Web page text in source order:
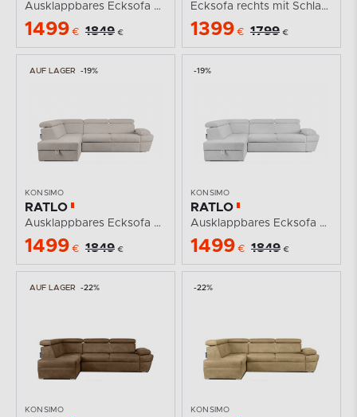
Ausklappbares Ecksofa mit Bettzeugcontainer braun...
1499 € 1849 €
Ecksofa rechts mit Schlaffunktion in Leder-Optik...
1399 € 1799 €
AUF LAGER -19%
KONSIMO
RATLO
Ausklappbares Ecksofa mit Bettzeugcontainer hellbeige...
1499 € 1849 €
-19%
KONSIMO
RATLO
Ausklappbares Ecksofa mit Bettzeugcontainer grau links...
1499 € 1849 €
AUF LAGER -22%
KONSIMO
-22%
KONSIMO